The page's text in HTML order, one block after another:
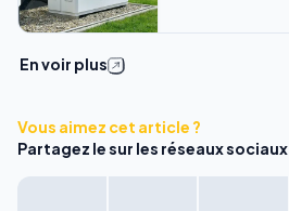
En voir plus
Vous aimez cet article ?
Partagez le sur les réseaux sociaux